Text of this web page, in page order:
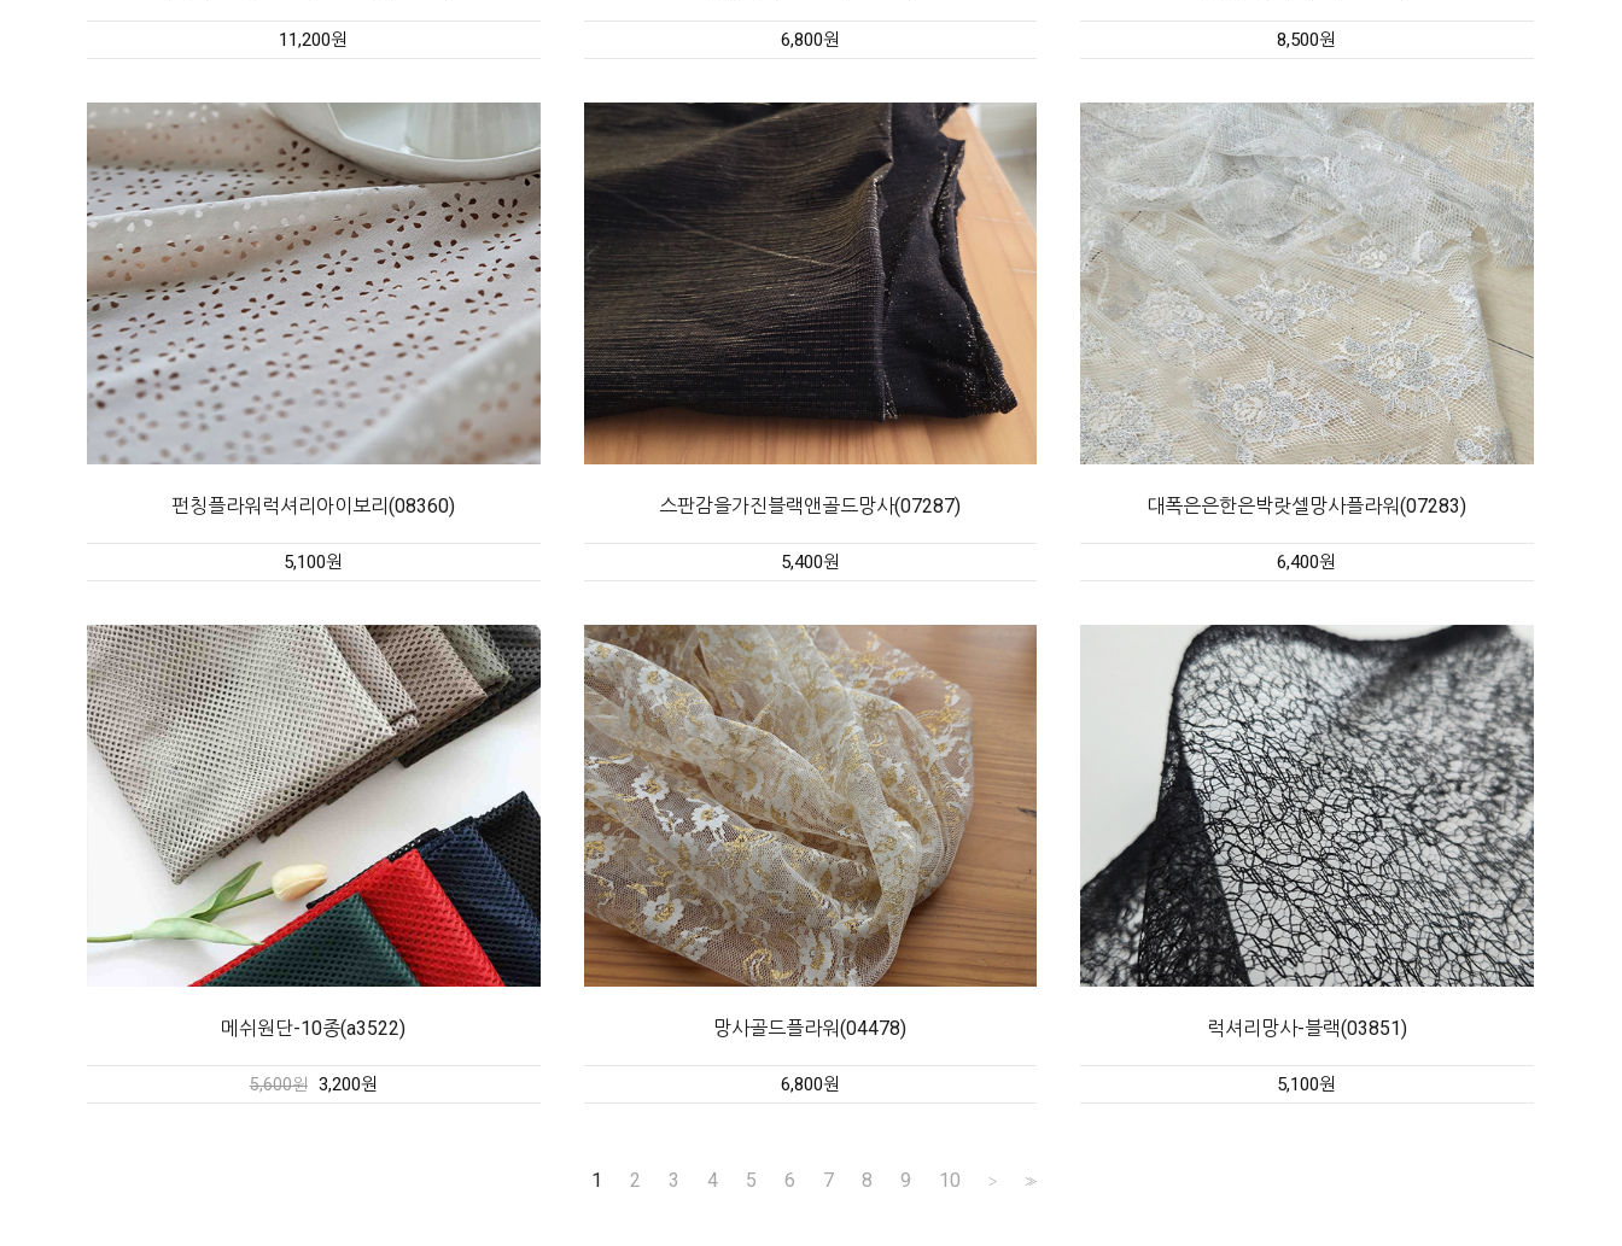
11,200원 6,800원 8,500원
펀칭플라워럭셔리아이보리(08360)
5,100원
스판감을가진블랙앤골드망사(07287)
5,400원
대폭은은한은박랏셀망사플라워(07283)
6,400원
메쉬원단-10종(a3522)
5,600원 3,200원
망사골드플라워(04478)
6,800원
럭셔리망사-블랙(03851)
5,100원
1 2 3 4 5 6 7 8 9 10 > >>